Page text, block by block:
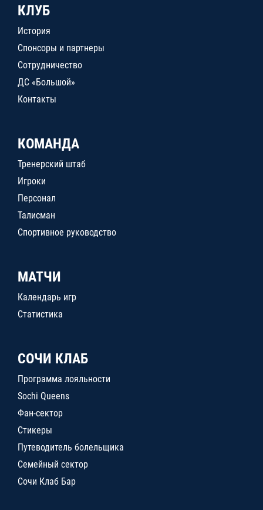
КЛУБ
История
Спонсоры и партнеры
Сотрудничество
ДС «Большой»
Контакты
КОМАНДА
Тренерский штаб
Игроки
Персонал
Талисман
Спортивное руководство
МАТЧИ
Календарь игр
Статистика
СОЧИ КЛАБ
Программа лояльности
Sochi Queens
Фан-сектор
Стикеры
Путеводитель болельщика
Семейный сектор
Сочи Клаб Бар